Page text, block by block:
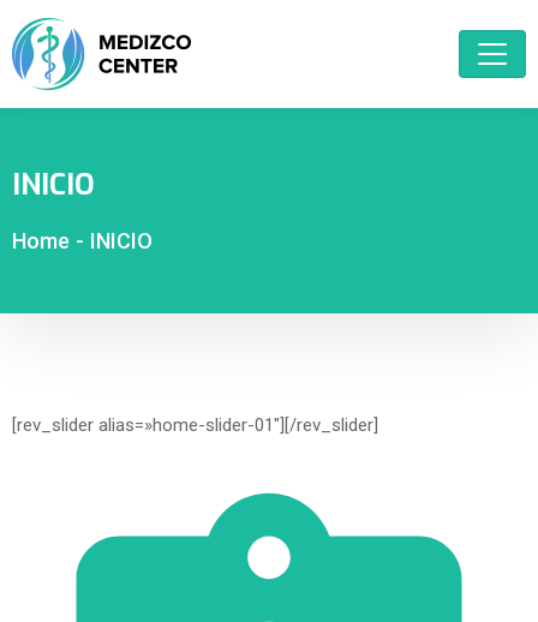
INICIO
Home - INICIO
[rev_slider alias=»home-slider-01″][/rev_slider]